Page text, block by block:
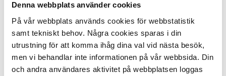
Denna webbplats använder cookies
På vår webbplats används cookies för webbstatistik
samt tekniskt behov. Några cookies sparas i din
utrustning för att komma ihåg dina val vid nästa besök,
men vi behandlar inte informationen på vår webbsida. Din
och andra användares aktivitet på webbplatsen loggas
Hur kan du ta emot tv-sändningar där du bor
(marksänt, kabel, fiber, satellit eller bredband)?
Vilket kanalutbud och/eller streamingtjänster vill
du ha?